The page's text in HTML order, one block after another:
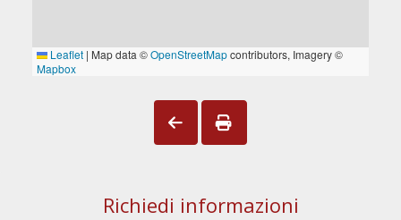
Richiedi informazioni